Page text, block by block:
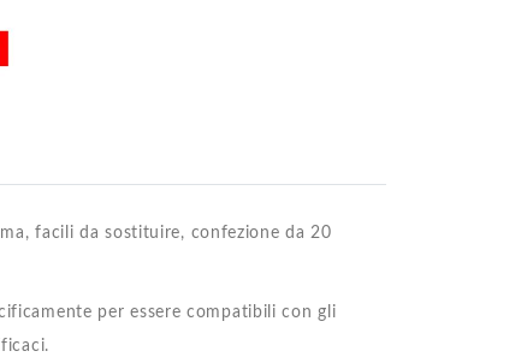
facili da sostituire, confezione da 20
per essere compatibili con gli